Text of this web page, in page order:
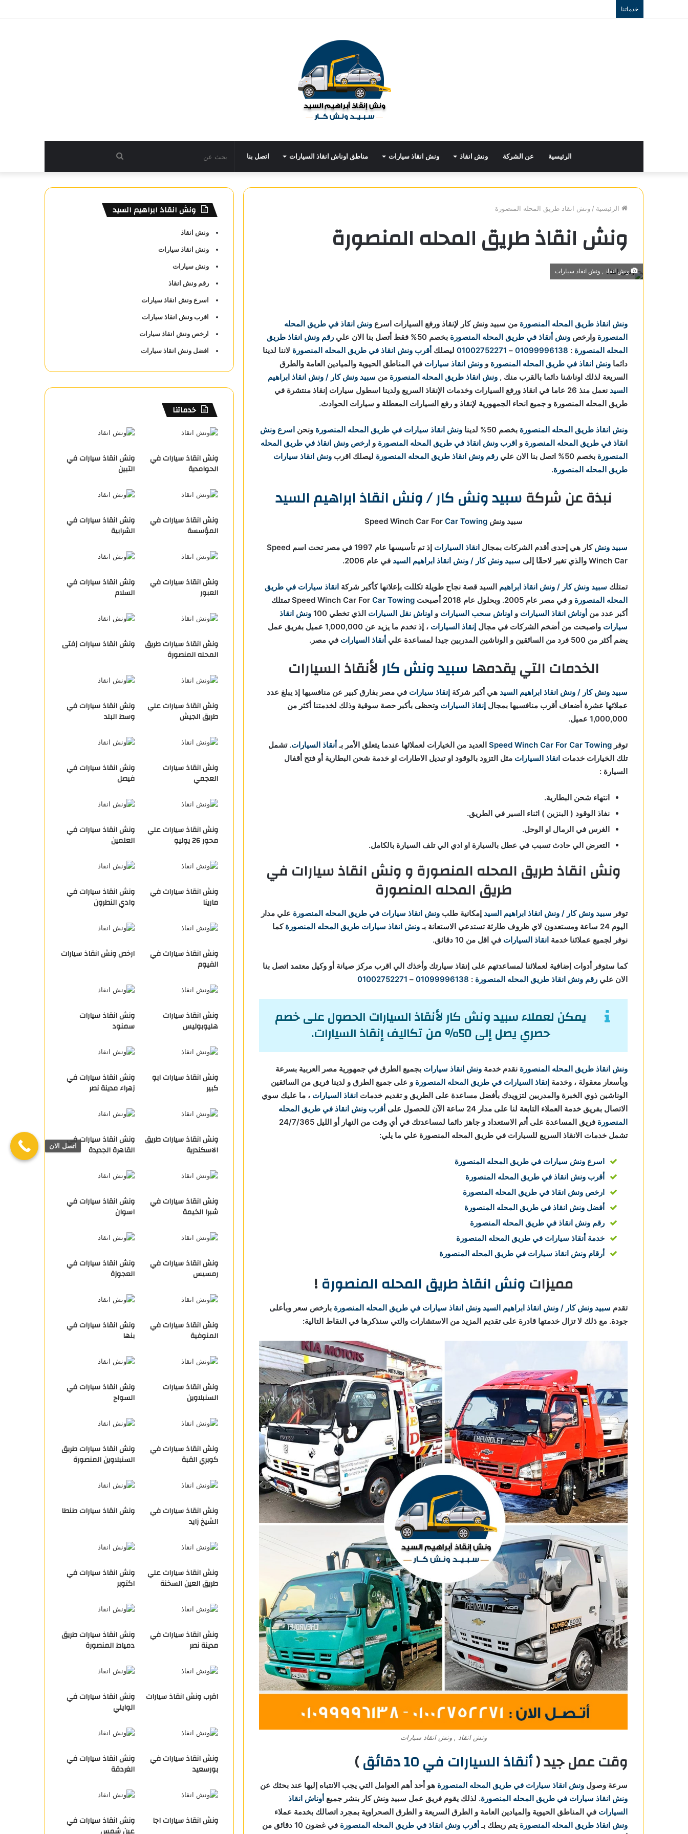
خدماتنا
الرئيسية عن الشركة ونش انقاذ ونش انقاذ سيارات مناطق اوناش انقاذ السيارات اتصل بنا
عن
الرئيسية / ونش انقاذ طريق المحله المنصورة
ونش انقاذ طريق المحله المنصورة
ونش انقاذ , ونش انقاذ سيارات
ونش انقاذ طريق المحله المنصورة من سبيد ونش كار لإنقاذ ورفع السيارات اسرع ونش انقاذ في طريق المحله
المنصورة وارخص ونش أنقاذ في طريق المحله المنصورة بخصم 50% فقط أتصل بنا الان علي
رقم ونش انقاذ طريق
المحله المنصورة :
01099996138
–
01002752271 ليصلك أقرب ونش انقاذ في طريق المحله المنصورة لاننا لدينا
دائما ونش انقاذ في طريق المحله المنصورة و ونش انقاذ سيارات في المناطق الحيوية والميادين العامة والطرق
السريعة لذلك اوناشنا دائما بالقرب منك , ونش انقاذ طريق المحله المنصورة من سبيد ونش كار / ونش انقاذ ابراهيم
السيد
نعمل منذ 26 عاما في انقاذ ورفع السيارات وخدمات الإنقاذ السريع ولدينا اسطول سيارات إنقاذ منتشرة في
طريق المحله المنصورة و جميع انحاء الجمهورية لإنقاذ و رفع السيارات المعطلة و سيارات الحوادث.
ونش انقاذ طريق المحله المنصورة بخصم 50% لدينا ونش انقاذ سيارات في طريق المحله المنصورة ونحن اسرع ونش
انقاذ في طريق المحله المنصورة و اقرب ونش انقاذ في طريق المحله المنصورة و ارخص ونش انقاذ في طريق المحله
المنصورة بخصم 50% اتصل بنا الان علي رقم ونش انقاذ طريق المحله المنصورة ليصلك اقرب ونش انقاذ سيارات
طريق المحله المنصورة.
نبذة عن شركة سبيد ونش كار / ونش انقاذ ابراهيم السيد
سبيد ونش Speed Winch Car ForCar Towing
سبيد ونش كار هي إحدى أقدم الشركات بمجال انقاذ السيارات
إذ تم تأسيسها عام 1997 في مصر تحت اسم Speed
Winch Car والذي تغير لاحقًا إلى
سبيد ونش كار / ونش انقاذ ابراهيم السيد في عام 2006.
تمتلك سبيد ونش كار / ونش انقاذ ابراهيم السيد قصة نجاح طويلة تكللت بإعلانها كأكبر شركة انقاذ سيارات في طريق
المحله المنصورة و في مصر عام 2005. وبحلول عام 2018 أصبحت Speed Winch Car For Car Towing
تمتلك
أكبر عدد من أوناش انقاذ السيارات و اوناش سحب السيارات و اوناش نقل السيارات الذي تخطي 100
ونش انقاذ
سيارات واصبحت من أضخم الشركات في مجال إنقاذ السيارات
، إذ تخدم ما يزيد عن 1,000,000 عميل بفريق عمل
يضم أكثر من 500 فرد من السائقين و الوناشين المدربين جيدا لمساعدة علي
أنقاذ السيارات في مصر.
الخدمات التي يقدمها سبيد ونش كارلأنقاذ السيارات
سبيد ونش كار / ونش انقاذ ابراهيم السيد هي أكبر شركة إنقاذ سيارات في مصر بفارق كبير عن منافسيها إذ يبلغ عدد
عملائها عشرة أضعاف أقرب منافسيها بمجال إنقاذ السيارات وتحظى بأكبر حصة سوقية وذلك لخدمتنا أكثر من
1,000,000 عميل.
توفر Speed Winch Car For Car Towing العديد من الخيارات لعملائها عندما يتعلق الأمر بـأنقاذ السيارات. تشمل
تلك الخيارات خدمات انقاذ السيارات مثل التزود بالوقود او تبديل الاطارات او خدمة شحن البطارية أو فتح أقفال
السيارة :
انتهاء شحن البطارية.
نفاذ الوقود ( البنزين ) اثناء السير في الطريق.
الغرس في الرمال او الوحل.
التعرض الي حادث تسبب في عطل بالسيارة او ادي الي تلف السيارة بالكامل.
ونش انقاذ طريق المحله المنصورة و ونش انقاذ سيارات في
طريق المحله المنصورة
توفر سبيد ونش كار / ونش انقاذ ابراهيم السيد إمكانية طلب ونش انقاذ سيارات في طريق المحله المنصورة علي مدار
اليوم 24 ساعة ومستعدون لاي ظروف طارئة تستدعي الاستعانة بـ
ونش انقاذ سيارات طريق المحله المنصورة كما
نوفر لجميع عملائنا خدمة انقاذ السيارات في اقل من 10 دقائق.
كما ستوفر أدوات إضافية لعملائنا لمساعدتهم على إنقاذ سيارتك وأخذك الي اقرب مركز صيانة أو وكيل معتمد اتصل بنا
الان علي رقم ونش انقاذ طريق المحله المنصورة :
01099996138
–
01002752271
يمكن لعملاء سبيد ونش كار لأنقاذ السيارات الحصول على خصم
حصري يصل إلى 50% من تكاليف إنقاذ السيارات.
ونش انقاذ طريق المحله المنصورة نقدم خدمة ونش انقاذ سيارات بجميع الطرق في جمهورية مصر العربية بسرعة
وبأسعار معقولة ، وخدمة إنقاذ السيارات في طريق المحله المنصورة و على جميع الطرق و لدينا فريق من السائقين
الوناشين ذوي الخبرة والمدربين لتزويدك بأفضل مساعدة على الطريق و تقديم خدمات انقاذ السيارات ، ما عليك سوي
الاتصال بفريق خدمة العملاء التابعة لنا على مدار 24 ساعة الآن للحصول على
أقرب ونش انقاذ في طريق المحله
المنصورة
فريق المساعدة على أتم الاستعداد و جاهز دائما لمساعدتك في أي وقت من النهار أو الليل 24/7/365
تشمل خدمات الانقاذ السريع للسيارات في طريق المحله المنصورة علي ما يلي:
اسرع ونش سيارات في طريق المحله المنصورة
أقرب ونش انقاذ في طريق المحله المنصورة
ارخص ونش انقاذ في طريق المحله المنصورة
أفضل ونش انقاذ في طريق المحله المنصورة
رقم ونش انقاذ في طريق المحله المنصورة
خدمة أنقاذ سيارات في طريق المحله المنصورة
أرقام ونش انقاذ سيارات في طريق المحله المنصورة
مميزات ونش انقاذ طريق المحله المنصورة !
تقدم سبيد ونش كار / ونش انقاذ ابراهيم السيد ونش انقاذ سيارات في طريق المحله المنصورة بارخص سعر وبأعلى
جودة. مع ذلك لا تزال خدمتها قادرة على تقديم المزيد من الاستشارات والتي سنذكرها في النقاط التالية:
ونش انقاذ , ونش انقاذ سيارات
وقت عمل جيد (أنقاذ السيارات في 10 دقائق )
سرعة وصول ونش انقاذ سيارات في طريق المحله المنصورة هو أحد أهم العوامل التي يجب الانتباه إليها عند بحثك عن
ونش انقاذ سيارات في طريق المحله المنصورة. لذلك يقوم فريق عمل سبيد ونش كار بنشر جميع أوناش انقاذ
السيارات في المناطق الحيوية والميادين العامة و الطرق السريعة و الطرق الصحراوية بمجرد اتصالك بخدمة عملاء
ونش انقاذ طريق المحله المنصورة يتم ربطك بـأقرب ونش انقاذ في طريق المحله المنصورة
في غضون 10 دقائق من
ونش انقاذ ابراهيم السيد
ونش انقاذ
ونش انقاذ سيارات
ونش سيارات
رقم ونش انقاذ
اسرع ونش انقاذ سيارات
اقرب ونش انقاذ سيارات
ارخص ونش انقاذ سيارات
افضل ونش انقاذ سيارات
خدماتنا
ونش انقاذ سيارات في
الحوامدية
ونش انقاذ سيارات في
التبين
ونش انقاذ سيارات في
المؤسسة
ونش انقاذ سيارات في
الشرابية
ونش انقاذ سيارات في
العبور
ونش انقاذ سيارات في
السلام
ونش انقاذ سيارات طريق
المحله المنصورة
ونش انقاذ سيارات زفتى
ونش انقاذ سيارات علي
طريق الجيش
ونش انقاذ سيارات في
وسط البلد
ونش انقاذ سيارات
العجمي
ونش انقاذ سيارات في
فيصل
ونش انقاذ سيارات علي
محور 26 يوليو
ونش انقاذ سيارات في
العلمين
ونش انقاذ سيارات في
مارينا
ونش انقاذ سيارات في
وادي النطرون
ونش انقاذ سيارات في
الفيوم
ارخص ونش انقاذ سيارات
ونش انقاذ سيارات
هليوبوليس
ونش انقاذ سيارات
سمنود
ونش انقاذ سيارات ابو
كبير
ونش انقاذ سيارات في
زهراء مدينة نصر
ونش انقاذ سيارات طريق
الاسكندرية
ونش انقاذ سيارات في
القاهرة الجديدة
ونش انقاذ سيارات في
شبرا الخيمة
ونش انقاذ سيارات في
اسوان
ونش انقاذ سيارات في
رمسيس
ونش انقاذ سيارات في
العجوزة
ونش انقاذ سيارات في
المنوفية
ونش انقاذ سيارات في
بنها
ونش انقاذ سيارات
السنبلاوين
ونش انقاذ سيارات في
السواح
ونش انقاذ سيارات في
كوبري القبة
ونش انقاذ سيارات طريق
السنبلاوين المنصورة
ونش انقاذ سيارات في
الشيخ زايد
ونش انقاذ سيارات طنطا
ونش انقاذ سيارات علي
طريق العين السخنة
ونش انقاذ سيارات في
اكتوبر
ونش انقاذ سيارات في
مدينة نصر
ونش انقاذ سيارات طريق
دمياط المنصورة
اقرب ونش انقاذ سيارات
ونش انقاذ سيارات في
الوايلي
ونش انقاذ سيارات في
بورسعيد
ونش انقاذ سيارات في
الغردقة
ونش انقاذ سيارات اجا
ونش انقاذ سيارات في
اتصل الان